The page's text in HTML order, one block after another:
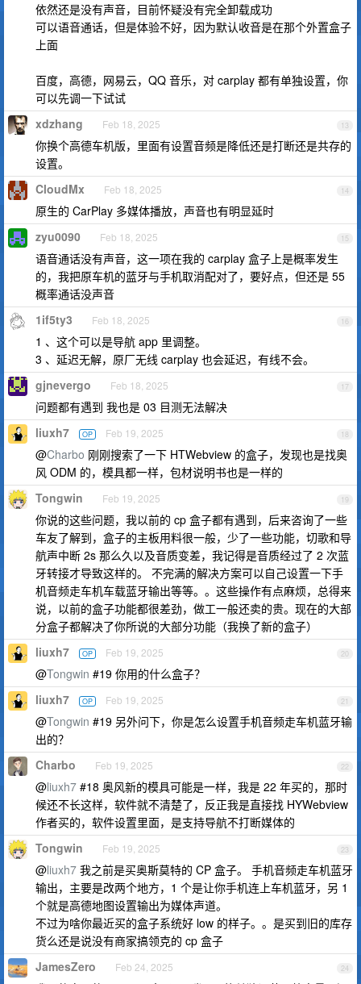
依然还是没有声音，目前怀疑没有完全卸载成功
可以语音通话，但是体验不好，因为默认收音是在那个外置盒子
上面
百度，高德，网易云，QQ 音乐，对 carplay 都有单独设置，你
可以先调一下试试
13
xdzhang Feb 18, 2025
你换个高德车机版，里面有设置音频是降低还是打断还是共存的
设置。
14
CloudMx Feb 18, 2025
原生的 CarPlay 多媒体播放，声音也有明显延时
15
zyu0090 Feb 18, 2025
语音通话没有声音，这一项在我的 carplay 盒子上是概率发生
的，我把原车机的蓝牙与手机取消配对了，要好点，但还是 55
概率通话没声音
16
1if5ty3 Feb 18, 2025
1 、这个可以是导航 app 里调整。
3 、延迟无解，原厂无线 carplay 也会延迟，有线不会。
17
gjnevergo Feb 18, 2025
问题都有遇到 我也是 03 目测无法解决
18
liuxh7 OP Feb 19, 2025
@Charbo 刚刚搜索了一下 HTWebview 的盒子，发现也是找奥
风 ODM 的，模具都一样，包材说明书也是一样的
19
Tongwin Feb 19, 2025
你说的这些问题，我以前的 cp 盒子都有遇到，后来咨询了一些
车友了解到，盒子的主板用料很一般，少了一些功能，切歌和导
航声中断 2s 那么久以及音质变差，我记得是音质经过了 2 次蓝
牙转接才导致这样的。 不完满的解决方案可以自己设置一下手
机音频走车机车载蓝牙输出等等。。这些操作有点麻烦，总得来
说，以前的盒子功能都很差劲，做工一般还卖的贵。现在的大部
分盒子都解决了你所说的大部分功能（我换了新的盒子）
20
liuxh7 OP Feb 19, 2025
@Tongwin #19 你用的什么盒子？
21
liuxh7 OP Feb 19, 2025
@Tongwin #19 另外问下，你是怎么设置手机音频走车机蓝牙输
出的？
22
Charbo Feb 19, 2025
@liuxh7 #18 奥风新的模具可能是一样，我是 22 年买的，那时
候还不长这样，软件就不清楚了，反正我是直接找 HYWebview
作者买的，软件设置里面，是支持导航不打断媒体的
23
Tongwin Feb 19, 2025
@liuxh7 我之前是买奥斯莫特的 CP 盒子。 手机音频走车机蓝牙
输出，主要是改两个地方，1 个是让你手机连上车机蓝牙，另 1
个就是高德地图设置输出为媒体声道。
不过为啥你最近买的盒子系统好 low 的样子。。是买到旧的库存
货么还是说没有商家搞领克的 cp 盒子
24
JamesZero Feb 24, 2025